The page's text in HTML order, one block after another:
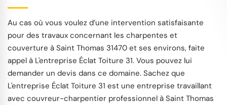
Au cas où vous voulez d’une intervention satisfaisante
pour des travaux concernant les charpentes et
couverture à Saint Thomas 31470 et ses environs, faite
appel à L'entreprise Éclat Toiture 31. Vous pouvez lui
demander un devis dans ce domaine. Sachez que
L'entreprise Éclat Toiture 31 est une entreprise travaillant
avec couvreur-charpentier professionnel à Saint Thomas